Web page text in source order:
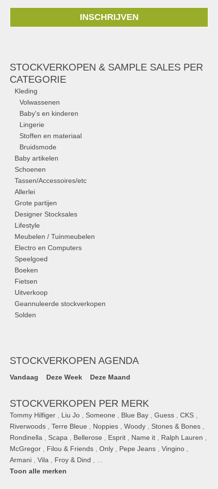
INSCHRIJVEN
STOCKVERKOPEN & SAMPLE SALES PER
CATEGORIE
Kleding
Volwassenen
Baby's en kinderen
Lingerie
Stoffen en materiaal
Bruidsmode
Baby artikelen
Schoenen
Tassen/Accessoires/etc
Allerlei
Grote partijen
Designer Stocksales
Lifestyle
Meubelen / Tuinmeubelen
Electro en Computers
Speelgoed
Boeken
Fietsen
Uitverkoop
Geannuleerde stockverkopen
Solden
STOCKVERKOPEN AGENDA
Vandaag Deze Week Deze Maand
STOCKVERKOPEN PER MERK
Tommy Hilfiger Liu Jo Someone Blue Bay Guess CKS
Riverwoods
Terre Bleue Noppies Woody Stones & Bones
Rondinella
Scapa Bellerose Esprit Name it Ralph Lauren
McGregor
Filou & Friends Only Pepe Jeans Vingino
Armani
Vila Froy & Dind
Toon alle merken